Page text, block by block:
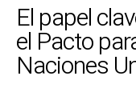
El papel
el Pacto
Naciones